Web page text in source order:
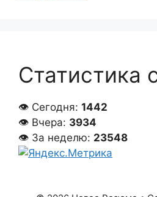
Статистика
👁 Сегодня: 1442
👁 Вчера: 3934
👁 За неделю: 23548